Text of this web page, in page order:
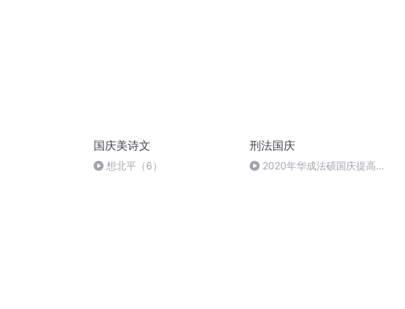
国庆美诗文
想北平（6）
刑法国庆
2020年华成法硕国庆提高班